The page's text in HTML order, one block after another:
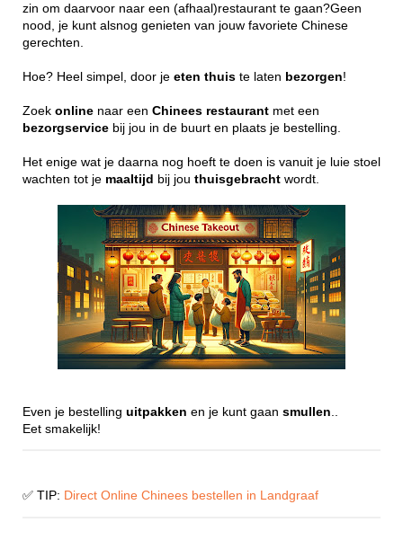
zin om daarvoor naar een (afhaal)restaurant te gaan?Geen
nood, je kunt alsnog genieten van jouw favoriete Chinese
gerechten.
Hoe? Heel simpel, door je eten thuis te laten bezorgen!
Zoek online naar een Chinees restaurant met een
bezorgservice bij jou in de buurt en plaats je bestelling.
Het enige wat je daarna nog hoeft te doen is vanuit je luie stoel
wachten tot je maaltijd bij jou thuisgebracht wordt.
Even je bestelling uitpakken en je kunt gaan smullen
Eet smakelijk!
✅ TIP: Direct Online Chinees bestellen in Landgraaf